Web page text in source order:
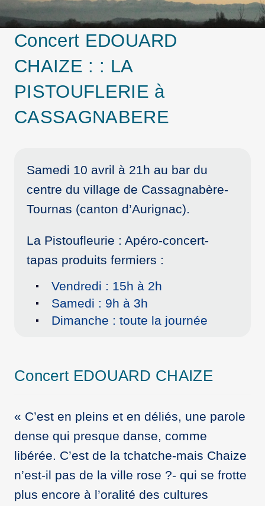
Concert EDOUARD
CHAIZE : : LA
PISTOUFLERIE à
CASSAGNABERE
Samedi 10 avril à 21h au bar du
centre du village de Cassagnabère-
Tournas (canton d’Aurignac).
La Pistoufleurie : Apéro-concert-
tapas produits fermiers :
Vendredi : 15h à 2h
Samedi : 9h à 3h
Dimanche : toute la journée
Concert EDOUARD CHAIZE
« C’est en pleins et en déliés, une parole
dense qui presque danse, comme
libérée. C’est de la tchatche-mais Chaize
n’est-il pas de la ville rose ?- qui se frotte
plus encore à l’oralité des cultures